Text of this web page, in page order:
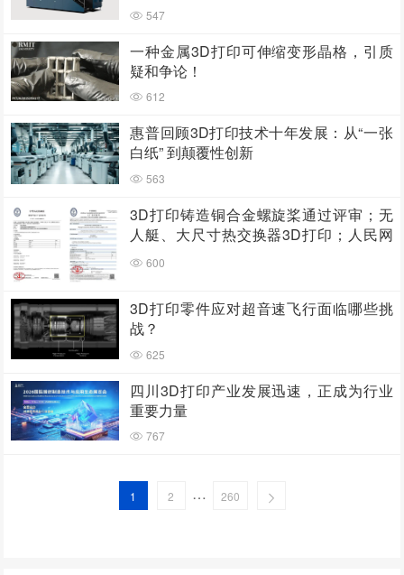
547
一种金属3D打印可伸缩变形晶格，引质
疑和争论！
612
惠普回顾3D打印技术十年发展：从“一张
白纸” 到颠覆性创新
563
3D打印铸造铜合金螺旋桨通过评审；无
人艇、大尺寸热交换器3D打印；人民网
报道两家3D打印企业
600
3D打印零件应对超音速飞行面临哪些挑
战？
625
四川3D打印产业发展迅速，正成为行业
重要力量
767
1 2 … 260